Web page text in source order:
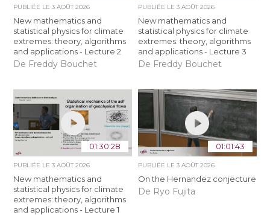
PUBLIÉE LE3 AOÛT 2026
New mathematics and
statistical physics for climate
extremes: theory, algorithms
and applications - Lecture 2
De Freddy Bouchet
PUBLIÉE LE 3 AOÛT 2026
New mathematics and
statistical physics for climate
extremes: theory, algorithms
and applications - Lecture 3
De Freddy Bouchet
01:30:28
PUBLIÉE LE3 AOÛT 2026
New mathematics and
statistical physics for climate
extremes: theory, algorithms
and applications - Lecture 1
01:01:43
PUBLIÉE LE 3 AOÛT 2026
On the Hernandez conjecture
De Ryo Fujita